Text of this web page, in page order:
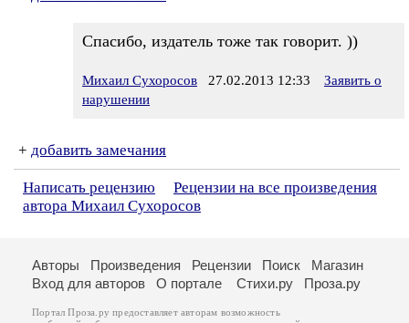
Спасибо, издатель тоже так говорит. ))
Михаил Сухоросов 27.02.2013 12:33
Заявить о
нарушении
+ добавить замечания
Написать рецензию
Рецензии на все произведения
автора Михаил Сухоросов
Авторы Произведения Рецензии Поиск
Магазин
Вход для авторов
О портале Стихи.ру Проза.ру
Портал Проза.ру предоставляет авторам возможность